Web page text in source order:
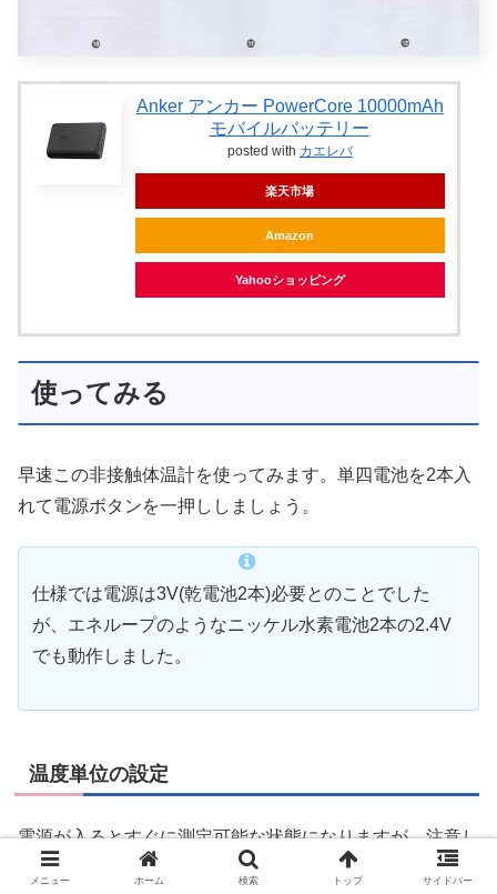
Anker アンカー PowerCore 10000mAh
モバイルバッテリー
posted with カエレバ
楽天市場
Amazon
Yahooショッピング
使ってみる
早速この非接触体温計を使ってみます。単四電池を2本入
れて電源ボタンを一押ししましょう。
仕様では電源は3V(乾電池2本)必要とのことでした
が、エネループのようなニッケル水素電池2本の2.4V
でも動作しました。
温度単位の設定
電源が入るとすぐに測定可能な状態になりますが、注意し
なければいけないのが
デフォルトが「華氏」になっている
メニュー ホーム 検索 トップ サイドバー